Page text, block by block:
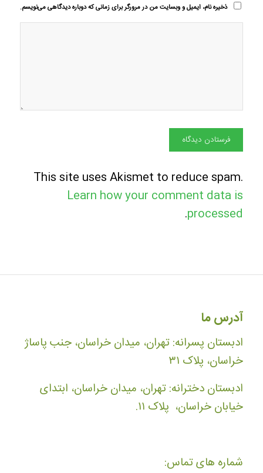
ذخیره نام، ایمیل و وبسایت من در مرورگر برای زمانی که دوباره دیدگاهی می‌نویسم.
This site uses Akismet to reduce spam.
Learn how your comment data is
processed
.
آدرس ما
ادبستان پسرانه: تهران، میدان خراسان، جنب پاساژ
خراسان، پلاک ۳۱
ادبستان دخترانه: تهران، میدان خراسان، ابتدای
خیابان خراسان، پلاک ۱۱.
شماره های تماس: